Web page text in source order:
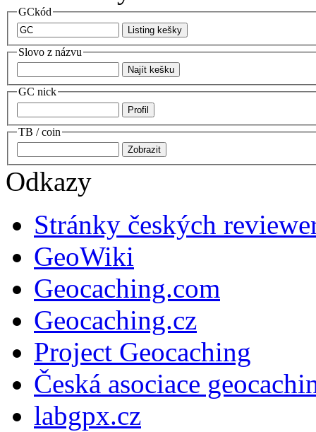
GCkód
Slovo z názvu
GC nick
TB / coin
Odkazy
Stránky českých
GeoWiki
Geocaching.com
Geocaching.cz
Project Geocaching
Česká asociace
labgpx.cz